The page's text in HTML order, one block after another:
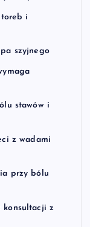
toreb i
szyjnego
stawów i
z wadami
przy bólu
konsultacji z